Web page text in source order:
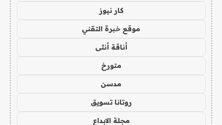
كار نيوز
موقع خبرة التقني
أناقة أنثى
متورخ
مدسن
روتانا تسويق
مجلة الابداع